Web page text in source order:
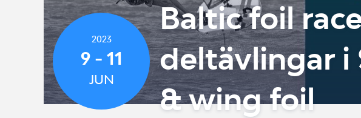
2023
9 - 11
JUN
Baltic foil
deltävlingar i
& wing foil